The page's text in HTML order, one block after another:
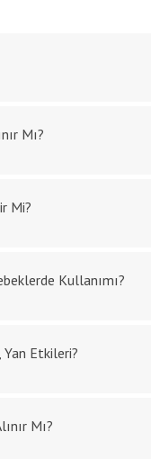
Mı?
Mi?
Kullanımı?
Etkileri?
Mı?